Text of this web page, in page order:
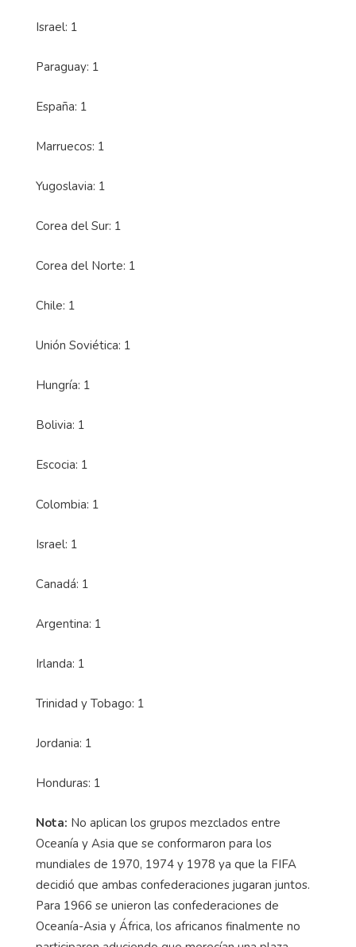
Israel: 1
Paraguay: 1
España: 1
Marruecos: 1
Yugoslavia: 1
Corea del Sur: 1
Corea del Norte: 1
Chile: 1
Unión Soviética: 1
Hungría: 1
Bolivia: 1
Escocia: 1
Colombia: 1
Israel: 1
Canadá: 1
Argentina: 1
Irlanda: 1
Trinidad y Tobago: 1
Jordania: 1
Honduras: 1
Nota: No aplican los grupos mezclados entre
Oceanía y Asia que se conformaron para los
mundiales de 1970, 1974 y 1978 ya que la FIFA
decidió que ambas confederaciones jugaran juntos.
Para 1966 se unieron las confederaciones de
Oceanía-Asia y África, los africanos finalmente no